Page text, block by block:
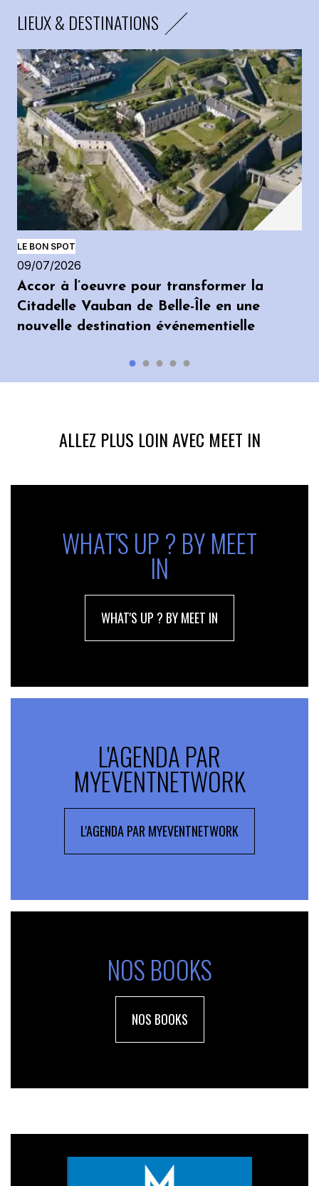
LIEUX & DESTINATIONS
LE BON SPOT
09/07/2026
Accor à l’oeuvre pour transformer la
Citadelle Vauban de Belle-Île en une
nouvelle destination événementielle
ALLEZ PLUS LOIN AVEC MEET IN
WHAT'S UP ? BY MEET
IN
WHAT'S UP ? BY MEET IN
L'AGENDA PAR
MYEVENTNETWORK
L'AGENDA PAR MYEVENTNETWORK
NOS BOOKS
NOS BOOKS